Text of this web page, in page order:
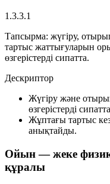
1.3.3.1
Тапсырма: жүгіру,
тартыс жаттығуларын
өзгерістерді сипатта.
Дескриптор
Жүгіру және
өзгерістерді
Жұптағы тартыс
анықтайды.
Ойын — жеке
құралы